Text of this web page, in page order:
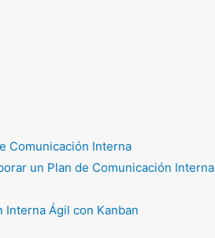
Comunicación Interna
un Plan de Comunicación Interna
Interna Ágil con Kanban